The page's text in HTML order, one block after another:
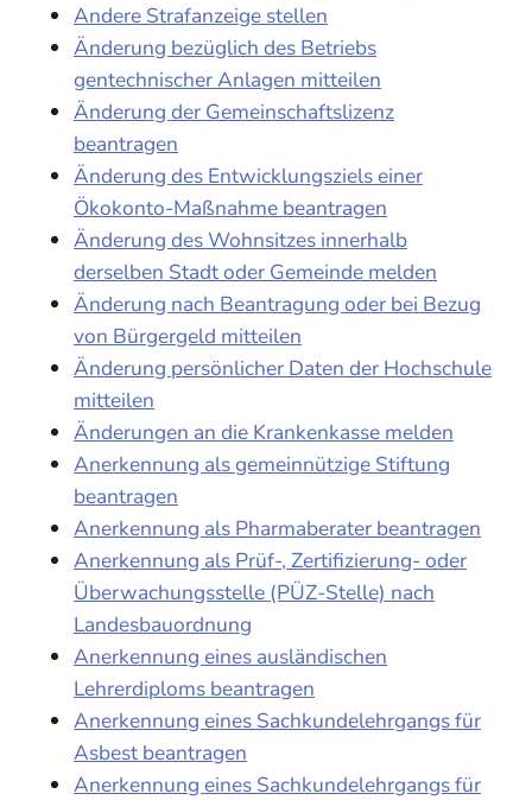
Andere Strafanzeige stellen
Änderung bezüglich des Betriebs
gentechnischer Anlagen mitteilen
Änderung der Gemeinschaftslizenz
beantragen
Änderung des Entwicklungsziels einer
Ökokonto-Maßnahme beantragen
Änderung des Wohnsitzes innerhalb
derselben Stadt oder Gemeinde melden
Änderung nach Beantragung oder bei Bezug
von Bürgergeld mitteilen
Änderung persönlicher Daten der Hochschule
mitteilen
Änderungen an die Krankenkasse melden
Anerkennung als gemeinnützige Stiftung
beantragen
Anerkennung als Pharmaberater beantragen
Anerkennung als Prüf-, Zertifizierung- oder
Überwachungsstelle (PÜZ-Stelle) nach
Landesbauordnung
Anerkennung eines ausländischen
Lehrerdiploms beantragen
Anerkennung eines Sachkundelehrgangs für
Asbest beantragen
Anerkennung eines Sachkundelehrgangs für